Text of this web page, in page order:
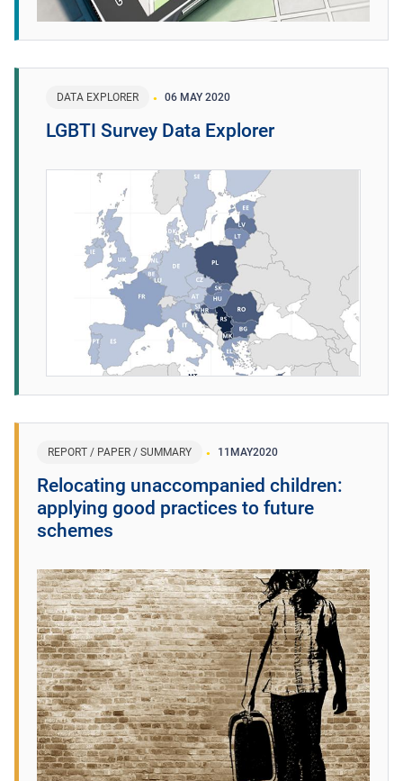
DATA EXPLORER 06 MAY 2020
LGBTI Survey Data Explorer
REPORT / PAPER / SUMMARY 11 MAY2020
Relocating unaccompanied children:
applying good practices to future
schemes